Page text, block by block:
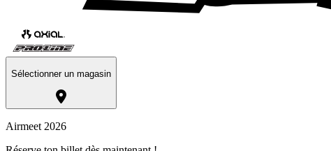
Sélectionner un magasin
Airmeet 2026